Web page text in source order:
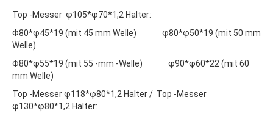
Top -Messer φ105*φ70*1,2 Halter:
Φ80*φ45*19 (mit 45 mm Welle) φ80*φ50*19 (mit 50 mm
Welle)
Φ80*φ55*19 (mit 55 -mm -Welle) φ90*φ60*22 (mit 60
mm Welle)
Top -Messer φ118*φ80*1,2 Halter / Top -Messer
φ130*φ80*1,2 Halter: